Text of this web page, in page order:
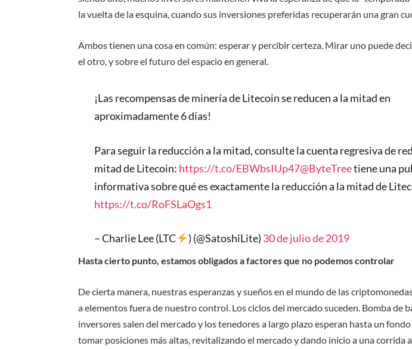
la vuelta de la esquina, cuando sus inversiones preferidas recuperarán una gran
Ambos tienen una cosa en común: esperar y percibir certeza. Mirar uno puede
el otro, y sobre el futuro del espacio en general.
¡Las recompensas de minería de Litecoin se reducen a la mitad en
aproximadamente 6 días!
Para seguir la reducción a la mitad, consulte la cuenta regresiva de
mitad de Litecoin: https://t.co/EBWbsIUp47@ByteTreetiene una
informativa sobre qué es exactamente la reducción a la mitad de
https://t.co/RoFSLaOgs1
– Charlie Lee (LTC ) (@SatoshiLite) 30 de julio de 2019
Hasta cierto punto, estamos obligados a factores que no podemos controlar
De cierta manera, nuestras esperanzas y sueños en el mundo de las
a elementos fuera de nuestro control. Los ciclos del mercado suceden. Bomba de
inversores salen del mercado y los tenedores a largo plazo esperan hasta un
tomar posiciones más altas, revitalizando el mercado y dando inicio a una corrida